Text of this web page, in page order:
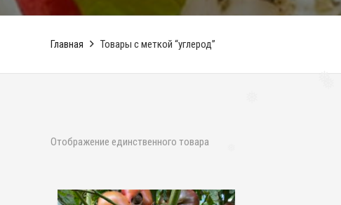
Главная Товары с меткой “углерод”
Отображение единственного товара